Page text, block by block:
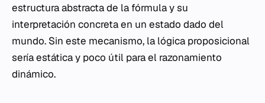
estructura abstracta de la fórmula y su
interpretación concreta en un estado dado del
mundo. Sin este mecanismo, la lógica proposicional
sería estática y poco útil para el razonamiento
dinámico.